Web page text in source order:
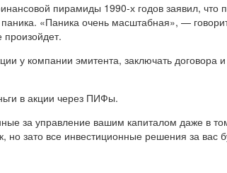
пирамиды 1990-х годов заявил,
«Паника очень масштабная», —
произойдет.
у компании эмитента, заключать договора и
в акции через ПИФы.
за управление вашим капиталом даже в
но зато все инвестиционные решения за вас